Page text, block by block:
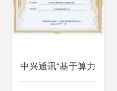
中兴通讯“基于算力